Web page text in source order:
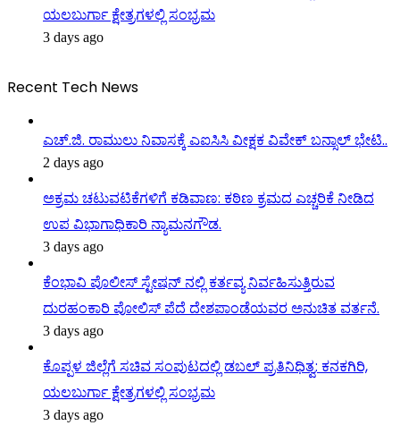
ಯಲಬುರ್ಗಾ ಕ್ಷೇತ್ರಗಳಲ್ಲಿ ಸಂಭ್ರಮ
3 days ago
Recent Tech News
ಎಚ್.ಜಿ. ರಾಮುಲು ನಿವಾಸಕ್ಕೆ ಎಐಸಿಸಿ ವೀಕ್ಷಕ ವಿವೇಕ್ ಬನ್ಸಾಲ್ ಭೇಟಿ..
2 days ago
ಅಕ್ರಮ ಚಟುವಟಿಕೆಗಳಿಗೆ ಕಡಿವಾಣ: ಕಠಿಣ ಕ್ರಮದ ಎಚ್ಚರಿಕೆ ನೀಡಿದ
ಉಪ ವಿಭಾಗಾಧಿಕಾರಿ ನ್ಯಾಮನಗೌಡ.
3 days ago
ಕೆಂಭಾವಿ ಪೊಲೀಸ್ ಸ್ಟೇಷನ್ ನಲ್ಲಿ ಕರ್ತವ್ಯ ನಿರ್ವಹಿಸುತ್ತಿರುವ
ದುರಹಂಕಾರಿ ಪೋಲಿಸ್ ಪೆದೆ ದೇಶಪಾಂಡೆಯವರ ಅನುಚಿತ ವರ್ತನೆ.
3 days ago
ಕೊಪ್ಪಳ ಜಿಲ್ಲೆಗೆ ಸಚಿವ ಸಂಪುಟದಲ್ಲಿ ಡಬಲ್ ಪ್ರತಿನಿಧಿತ್ವ: ಕನಕಗಿರಿ,
ಯಲಬುರ್ಗಾ ಕ್ಷೇತ್ರಗಳಲ್ಲಿ ಸಂಭ್ರಮ
3 days ago